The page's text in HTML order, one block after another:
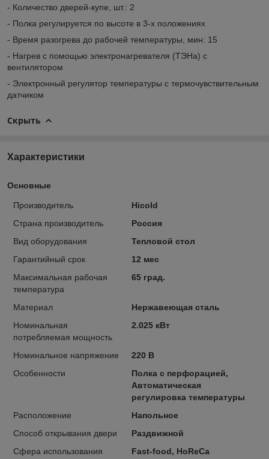
- Количество дверей-купе, шт.: 2
- Полка регулируется по высоте в 3-х положениях
- Время разогрева до рабочей температуры, мин: 15
- Нагрев с помощью электронагревателя (ТЭНа) с
вентилятором
- Электронный регулятор температуры с термочувствительным
датчиком
Скрыть
Характеристики
Основные
Производитель
Hicold
Страна производитель
Россия
Вид оборудования
Тепловой стол
Гарантийный срок
12 мес
Максимальная рабочая
температура
65 град.
Материал
Нержавеющая сталь
Номинальная
потребляемая мощность
2.025 кВт
Номинальное напряжение
220 В
Особенности
Полка с перфорацией,
Автоматическая
регулировка температуры
Расположение
Напольное
Способ открывания двери
Раздвижной
Сфера использования
Fast-food, HoReCa